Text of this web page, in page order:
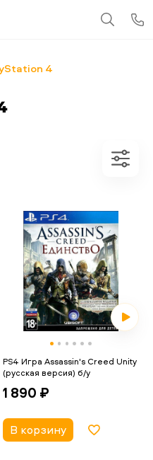
4
PS4 Игра Assassin's Creed Unity
(русская версия) б/у
1 890 ₽
В корзину